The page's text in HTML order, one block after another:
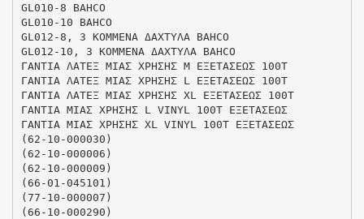
GL010-8 BAHCO
GL010-10 BAHCO
GL012-8, 3 ΚΟΜΜΕΝΑ ΔΑΧΤΥΛΑ BAHCO
GL012-10, 3 ΚΟΜΜΕΝΑ ΔΑΧΤΥΛΑ BAHCO
ΓΑΝΤΙΑ ΛΑΤΕΞ ΜΙΑΣ ΧΡΗΣΗΣ Μ ΕΞΕΤΑΣΕΩΣ 100Τ
ΓΑΝΤΙΑ ΛΑΤΕΞ ΜΙΑΣ ΧΡΗΣΗΣ L ΕΞΕΤΑΣΕΩΣ 100Τ
ΓΑΝΤΙΑ ΛΑΤΕΞ ΜΙΑΣ ΧΡΗΣΗΣ ΧL ΕΞΕΤΑΣΕΩΣ 100Τ
ΓΑΝΤΙΑ ΜΙΑΣ ΧΡΗΣΗΣ L VINYL 100T ΕΞΕΤΑΣΕΩΣ
ΓΑΝΤΙΑ ΜΙΑΣ ΧΡΗΣΗΣ ΧL VINYL 100T ΕΞΕΤΑΣΕΩΣ
(62-10-000030)
(62-10-000006)
(62-10-000009)
(66-01-045101)
(77-10-000007)
(66-10-000290)